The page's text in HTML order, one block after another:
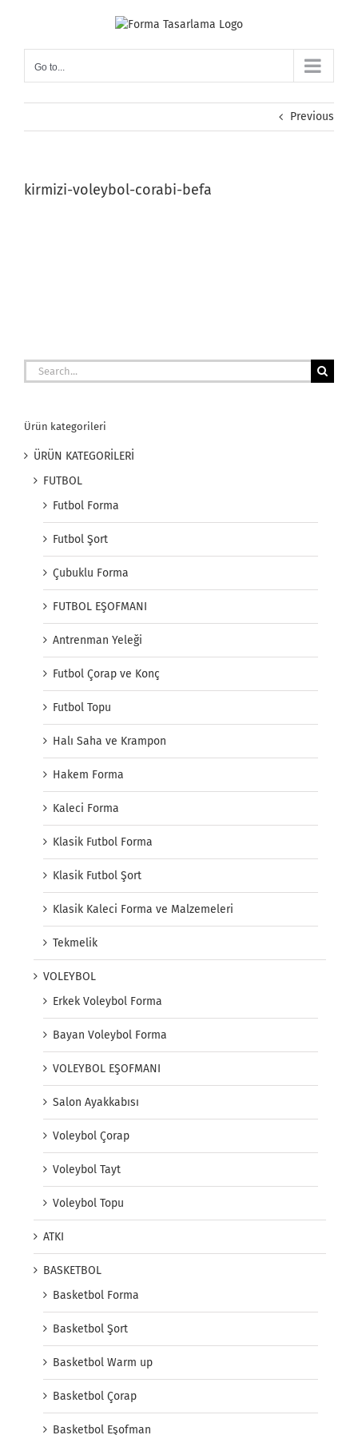
Go to...
Previous
kirmizi-voleybol-corabi-befa
Search
for:
Ürün kategorileri
ÜRÜN KATEGORİLERİ
FUTBOL
Futbol Forma
Futbol Şort
Çubuklu Forma
FUTBOL EŞOFMANI
Antrenman Yeleği
Futbol Çorap ve Konç
Futbol Topu
Halı Saha ve Krampon
Hakem Forma
Kaleci Forma
Klasik Futbol Forma
Klasik Futbol Şort
Klasik Kaleci Forma ve Malzemeleri
Tekmelik
VOLEYBOL
Erkek Voleybol Forma
Bayan Voleybol Forma
VOLEYBOL EŞOFMANI
Salon Ayakkabısı
Voleybol Çorap
Voleybol Tayt
Voleybol Topu
ATKI
BASKETBOL
Basketbol Forma
Basketbol Şort
Basketbol Warm up
Basketbol Çorap
Basketbol Eşofman